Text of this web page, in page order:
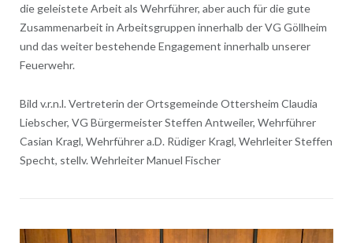
die geleistete Arbeit als Wehrführer, aber auch für die gute
Zusammenarbeit in Arbeitsgruppen innerhalb der VG Göllheim
und das weiter bestehende Engagement innerhalb unserer
Feuerwehr.
Bild v.r.n.l. Vertreterin der Ortsgemeinde Ottersheim Claudia
Liebscher, VG Bürgermeister Steffen Antweiler, Wehrführer
Casian Kragl, Wehrführer a.D. Rüdiger Kragl, Wehrleiter Steffen
Specht, stellv. Wehrleiter Manuel Fischer